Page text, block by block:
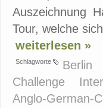
Auszeichnung
Tour, welche
weiterlesen »
Schlagworte Berlin
Challenge
Anglo-German-